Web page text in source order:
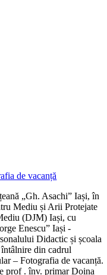
de vacanță
„Gh. Asachi” Iași, în
Mediu și Arii Protejate
(DJM) Iași, cu
Enescu” Iași -
Didactic și școala
din cadrul
– Fotografia de vacanță.
prof . înv. primar Doina